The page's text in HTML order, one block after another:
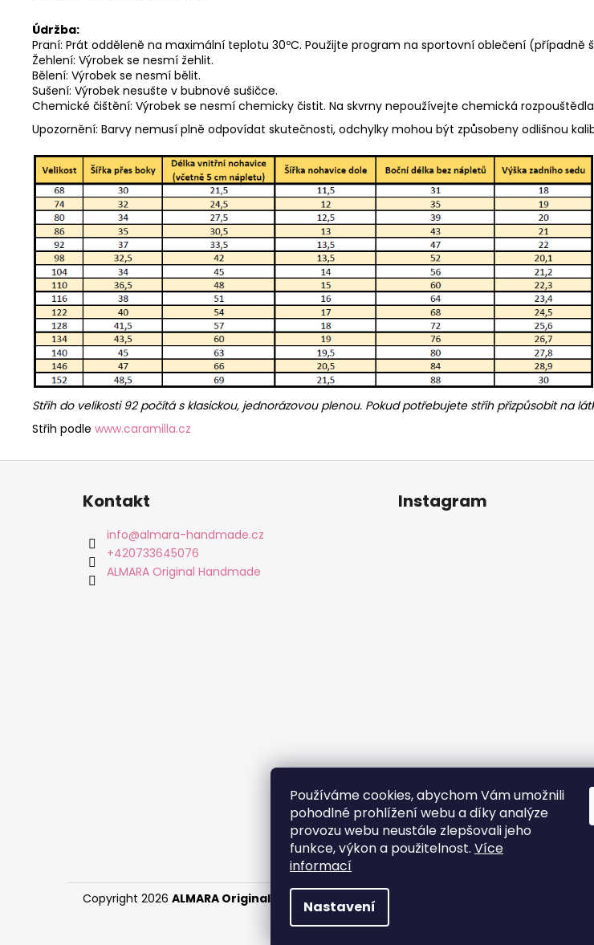
Používáme cookies, abychom Vám umožnili
pohodlné prohlížení webu a díky analýze
provozu webu neustále zlepšovali jeho
funkce, výkon a použitelnost. Více
informací
Nastavení
Údržba:
Praní: Prát odděleně na maximální teplotu 30ºC. Použijte program na sportovní oblečení
Žehlení: Výrobek se nesmí žehlit.
Bělení: Výrobek se nesmí bělit.
Sušení: Výrobek nesušte v bubnové sušičce.
Chemické čištění: Výrobek se nesmí chemicky čistit. Na skvrny nepoužívejte chemická
Upozornění: Barvy nemusí plně odpovídat skutečnosti, odchylky mohou být způsobeny odlišnou
Střih do velikosti 92 počítá s klasickou, jednorázovou plenou. Pokud potřebujete střih přizpůsobit na
Střih podle www.caramilla.cz
Kontakt
info@almara-handmade.cz
+420733645076
ALMARA Original Handmade
Instagram
Sledovat na
Instagram
Copyright 2026 ALMARA Original Handmade . Všechna práva vyhrazena.